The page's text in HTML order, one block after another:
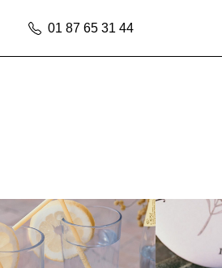
01 87 65 31 44